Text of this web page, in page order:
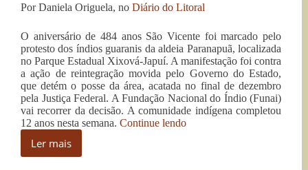
Por Daniela Origuela, no Diário do Litoral
O aniversário de 484 anos São Vicente foi marcado pelo
protesto dos índios guaranis da aldeia Paranapuã, localizada
no Parque Estadual Xixová-Japuí. A manifestação foi contra
a ação de reintegração movida pelo Governo do Estado,
que detém o posse da área, acatada no final de dezembro
pela Justiça Federal. A Fundação Nacional do Índio (Funai)
vai recorrer da decisão. A comunidade indígena completou
12 anos nesta semana. Continue lendo“Índios
Ler mais
Índios